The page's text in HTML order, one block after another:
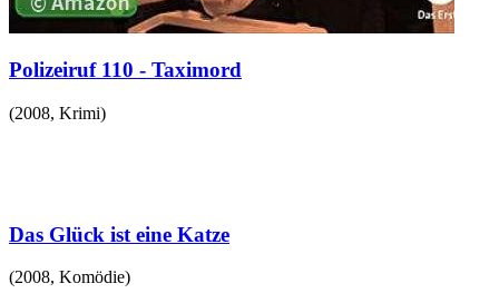
Polizeiruf 110 - Taximord
(2008, Krimi)
Das Glück ist eine Katze
(2008, Komödie)